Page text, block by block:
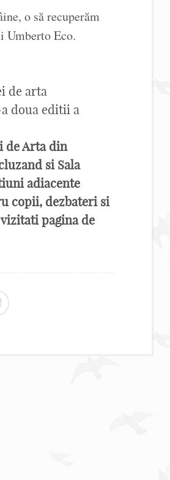
o să recuperăm
Umberto Eco.
de arta
doua editii a
de Arta din
si Sala
adiacente
copii, dezbateri si
pagina de